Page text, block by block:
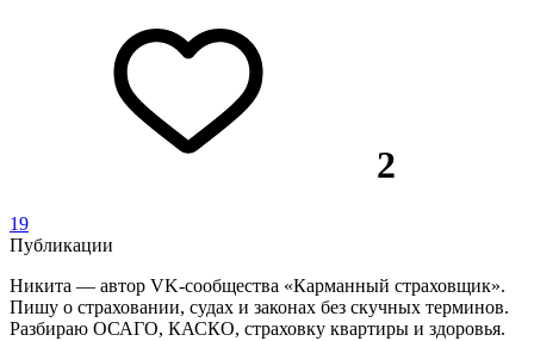
2
19
Публикации
Никита — автор VK-сообщества «Карманный страховщик».
Пишу о страховании, судах и законах без скучных терминов.
Разбираю ОСАГО, КАСКО, страховку квартиры и здоровья.